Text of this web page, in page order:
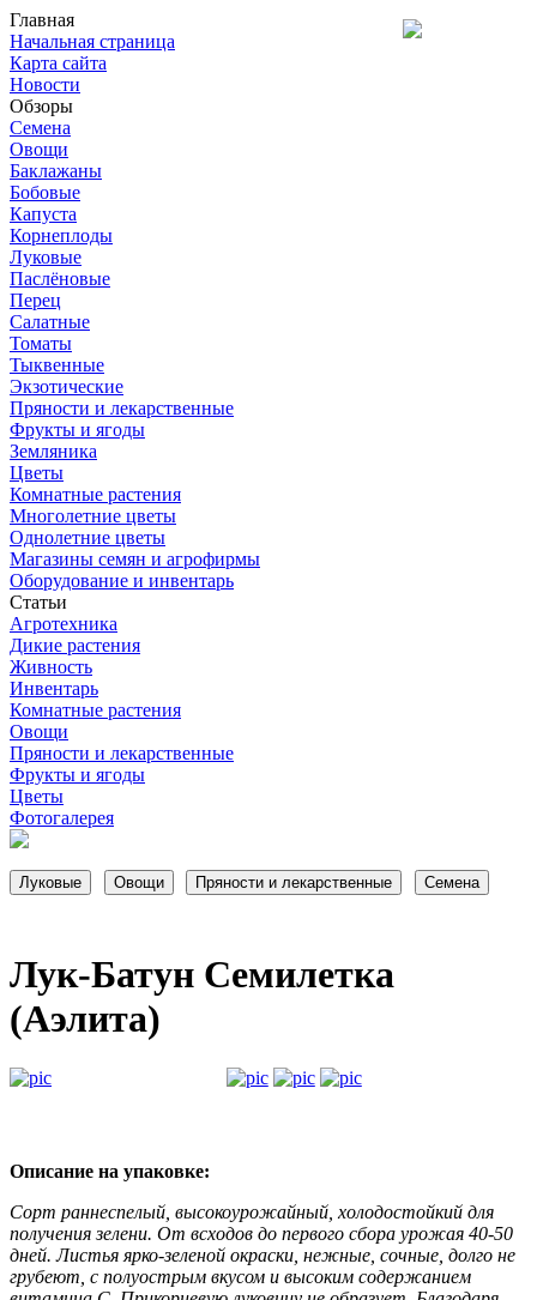
Главная
Начальная страница
Карта сайта
Новости
Обзоры
Семена
Овощи
Баклажаны
Бобовые
Капуста
Корнеплоды
Луковые
Паслёновые
Перец
Салатные
Томаты
Тыквенные
Экзотические
Пряности и лекарственные
Фрукты и ягоды
Земляника
Цветы
Комнатные растения
Многолетние цветы
Однолетние цветы
Магазины семян и агрофирмы
Оборудование и инвентарь
Статьи
Агротехника
Дикие растения
Живность
Инвентарь
Комнатные растения
Овощи
Пряности и лекарственные
Фрукты и ягоды
Цветы
Фотогалерея
Лук-Батун Семилетка
(Аэлита)
Описание на упаковке:
Сорт раннеспелый, высокоурожайный, холодостойкий для
получения зелени. От всходов до первого сбора урожая 40-50
дней. Листья ярко-зеленой окраски, нежные, сочные, долго не
грубеют, с полуострым вкусом и высоким содержанием